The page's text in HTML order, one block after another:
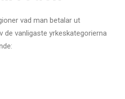
vad man betalar ut
de vanligaste yrkeskategorierna